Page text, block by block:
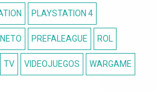
TV VIDEOJUEGOS WARGAME